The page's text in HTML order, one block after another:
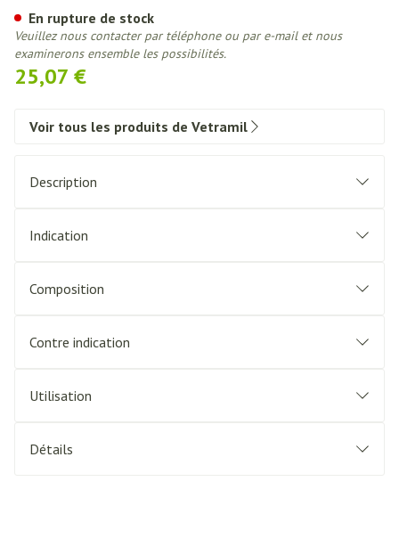
25,07 €
En rupture de stock
Veuillez nous contacter par téléphone ou par e-mail et nous
examinerons ensemble les possibilités.
Voir tous les produits de Vetramil
Description
Indication
Composition
Contre indication
Utilisation
Détails